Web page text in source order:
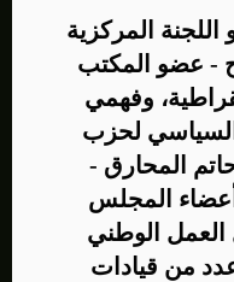
المركزية
- عضو المكتب
وفهمي
لحزب
المحارق -
المجلس
العمل الوطني
من قيادات